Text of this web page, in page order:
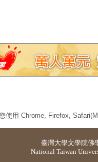
使用 Chrome, Firefox,
臺灣大學文學院佛
National Taiwan